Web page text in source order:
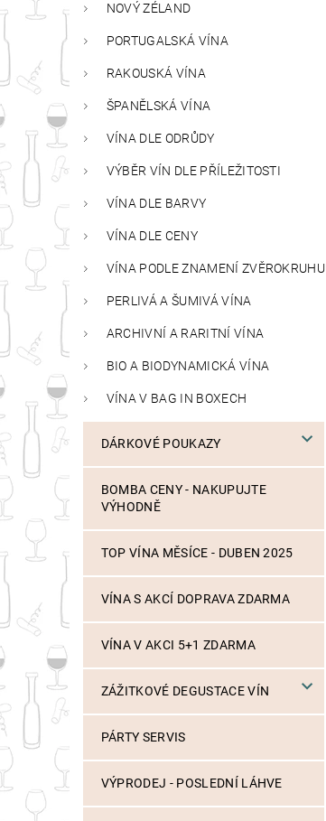
NOVÝ ZÉLAND
PORTUGALSKÁ VÍNA
RAKOUSKÁ VÍNA
ŠPANĚLSKÁ VÍNA
VÍNA DLE ODRŮDY
VÝBĚR VÍN DLE PŘÍLEŽITOSTI
VÍNA DLE BARVY
VÍNA DLE CENY
VÍNA PODLE ZNAMENÍ ZVĚROKRUHU
PERLIVÁ A ŠUMIVÁ VÍNA
ARCHIVNÍ A RARITNÍ VÍNA
BIO A BIODYNAMICKÁ VÍNA
VÍNA V BAG IN BOXECH
DÁRKOVÉ POUKAZY
BOMBA CENY - NAKUPUJTE
VÝHODNĚ
TOP VÍNA MĚSÍCE - DUBEN 2025
VÍNA S AKCÍ DOPRAVA ZDARMA
VÍNA V AKCI 5+1 ZDARMA
ZÁŽITKOVÉ DEGUSTACE VÍN
PÁRTY SERVIS
VÝPRODEJ - POSLEDNÍ LÁHVE